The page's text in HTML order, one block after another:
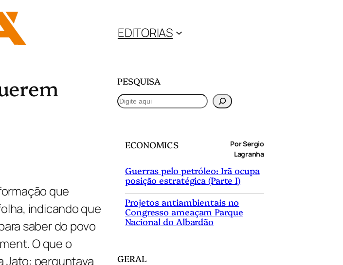
EDITORIAS
que
indicando que
saber do povo
O que o
Jato: perguntava
PESQUISA
P
ECONOMICS
Por Sergio
Lagranha
Guerras pelo petróleo: Irã ocupa
posição estratégica (Parte I)
Projetos antiambientais no
Congresso ameaçam Parque
Nacional do Albardão
GERAL